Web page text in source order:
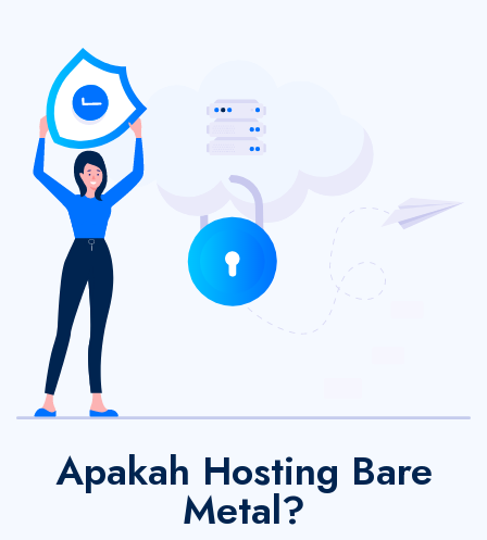
Apakah Hosting Bare
Metal?